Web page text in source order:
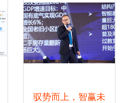
驭势而上，智赢未